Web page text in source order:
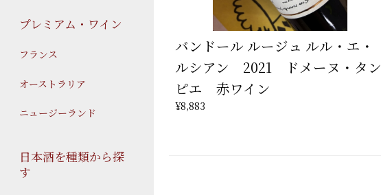
プレミアム・ワイン
フランス
オーストラリア
ニュージーランド
日本酒を種類から探
す
バンドール ルージュ ルル・エ・
ルシアン 2021 ドメーヌ・タン
ピエ 赤ワイン
¥8,883